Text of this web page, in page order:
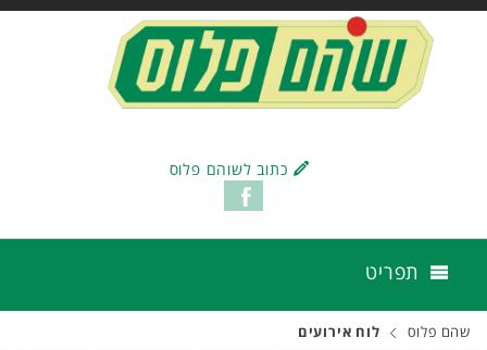
כתוב לשוהם פלוס
תפריט
שהם פלוס לוח אירועים